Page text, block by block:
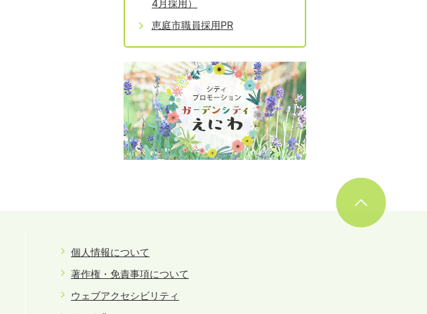
4月採用）
恵庭市職員採用PR
個人情報について
著作権・免責事項について
ウェブアクセシビリティ